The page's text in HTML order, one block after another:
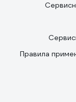
Правила